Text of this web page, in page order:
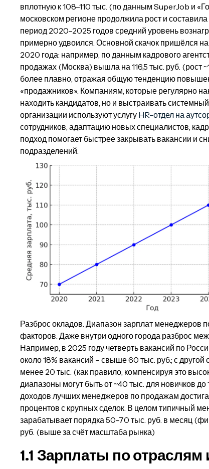
вплотную к 108–110 тыс. (по данным SuperJob и
московском регионе продолжила рост и
период 2020–2025 годов средний уровень
примерно удвоился. Основной скачок пришёлся
2020 года: например, по данным кадрового
продажах (Москва) вышла на 116,5 тыс. руб. (рост
более плавно, отражая общую тенденцию
«продажников». Компаниям, которые регулярно
находить кандидатов, но и выстраивать
организации используют услугу HR-отдел на
сотрудников, адаптацию новых специалистов,
подход помогает быстрее закрывать вакансии и
подразделений.
Разброс окладов. Диапазон зарплат менеджеров
факторов. Даже внутри одного города разброс
Например, в 2025 году четверть вакансий по
около 18% вакансий – свыше 60 тыс. руб.; с
менее 20 тыс. (как правило, компенсируя это
диапазоны могут быть от ~40 тыс. для новичков
доходов лучших менеджеров по продажам
процентов с крупных сделок. В целом типичный
зарабатывает порядка 50–70 тыс. руб. в месяц
руб. (выше за счёт масштаба рынка)
1.1 Зарплаты по